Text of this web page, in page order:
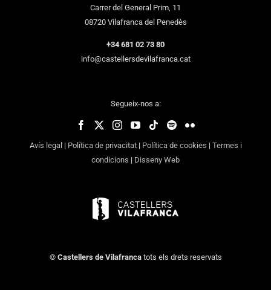
Carrer del General Prim, 11
08720 Vilafranca del Penedès
+34 681 02 73 80
info@castellersdevilafranca.cat
Segueix-nos a:
Avís legal | Política de privacitat| Política de cookies | Termes i
condicions | Disseny Web
© Castellers de Vilafrancatots els drets reservats